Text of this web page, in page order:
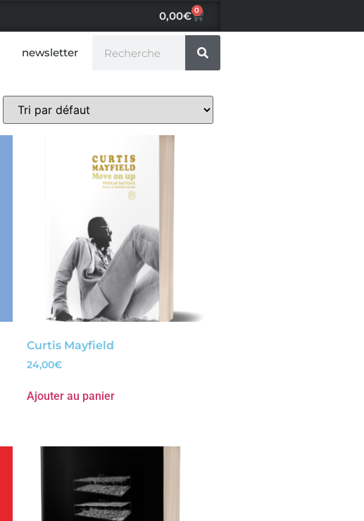
0,00€ 0
newsletter
Curtis Mayfield
24,00€
Ajouter au panier